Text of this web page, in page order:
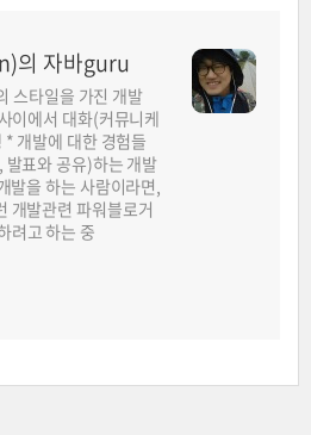
의 자바guru
스타일을 가진 개발
이에서 대화(커뮤니케
개발에 대한 경험들
표와 공유)하는 개발
발을 하는 사람이라면,
개발관련 파워블로거
려고 하는 중